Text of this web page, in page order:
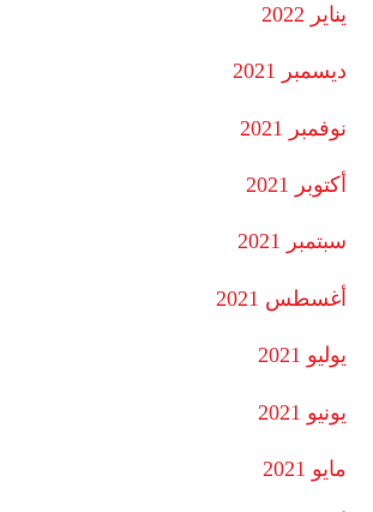
يناير 2022
ديسمبر 2021
نوفمبر 2021
أكتوبر 2021
سبتمبر 2021
أغسطس 2021
يوليو 2021
يونيو 2021
مايو 2021